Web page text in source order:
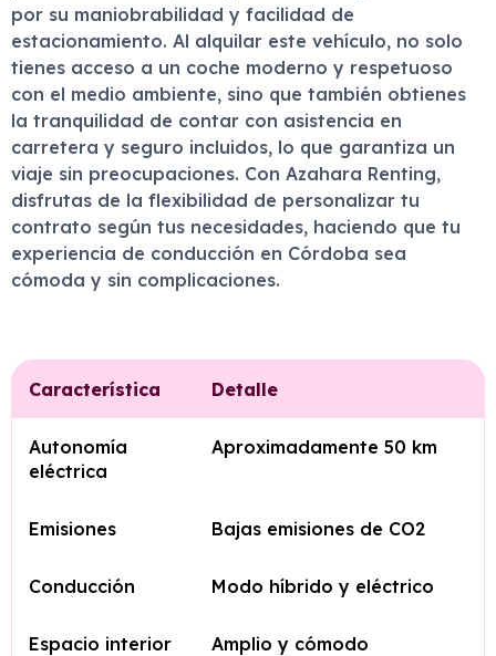
por su maniobrabilidad y facilidad de
estacionamiento. Al alquilar este vehículo, no solo
tienes acceso a un coche moderno y respetuoso
con el medio ambiente, sino que también obtienes
la tranquilidad de contar con asistencia en
carretera y seguro incluidos, lo que garantiza un
viaje sin preocupaciones. Con Azahara Renting,
disfrutas de la flexibilidad de personalizar tu
contrato según tus necesidades, haciendo que tu
experiencia de conducción en Córdoba sea
cómoda y sin complicaciones.
Característica Detalle
Autonomía
eléctrica
Aproximadamente 50 km
Emisiones Bajas emisiones de CO2
Conducción Modo híbrido y eléctrico
Espacio interior Amplio y cómodo